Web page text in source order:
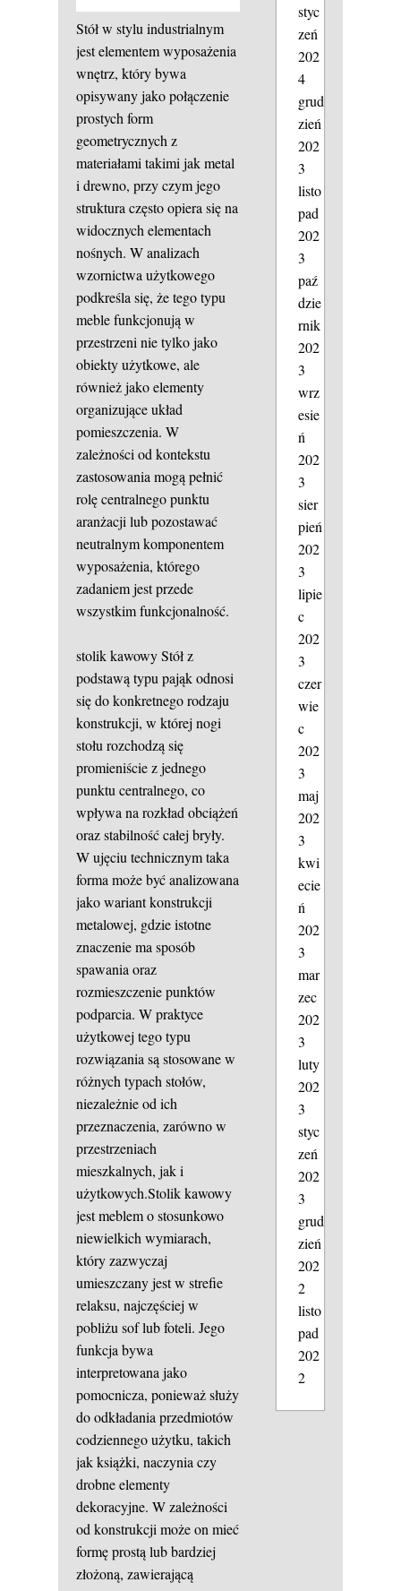
Stół w stylu industrialnym
jest elementem wyposażenia
wnętrz, który bywa
opisywany jako połączenie
prostych form
geometrycznych z
materiałami takimi jak metal
i drewno, przy czym jego
struktura często opiera się na
widocznych elementach
nośnych. W analizach
wzornictwa użytkowego
podkreśla się, że tego typu
meble funkcjonują w
przestrzeni nie tylko jako
obiekty użytkowe, ale
również jako elementy
organizujące układ
pomieszczenia. W
zależności od kontekstu
zastosowania mogą pełnić
rolę centralnego punktu
aranżacji lub pozostawać
neutralnym komponentem
wyposażenia, którego
zadaniem jest przede
wszystkim funkcjonalność.
stolik kawowyStół z
podstawą typu pająk odnosi
się do konkretnego rodzaju
konstrukcji, w której nogi
stołu rozchodzą się
promieniście z jednego
punktu centralnego, co
wpływa na rozkład obciążeń
oraz stabilność całej bryły.
W ujęciu technicznym taka
forma może być analizowana
jako wariant konstrukcji
metalowej, gdzie istotne
znaczenie ma sposób
spawania oraz
rozmieszczenie punktów
podparcia. W praktyce
użytkowej tego typu
rozwiązania są stosowane w
różnych typach stołów,
niezależnie od ich
przeznaczenia, zarówno w
przestrzeniach
mieszkalnych, jak i
użytkowych.Stolik kawowy
jest meblem o stosunkowo
niewielkich wymiarach,
który zazwyczaj
umieszczany jest w strefie
relaksu, najczęściej w
pobliżu sof lub foteli. Jego
funkcja bywa
interpretowana jako
pomocnicza, ponieważ służy
do odkładania przedmiotów
codziennego użytku, takich
jak książki, naczynia czy
drobne elementy
dekoracyjne. W zależności
od konstrukcji może on mieć
formę prostą lub bardziej
złożoną, zawierającą
styc
zeń
202
4
grud
zień
202
3
listo
pad
202
3
paź
dzie
rnik
202
3
wrz
esie
ń
202
3
sier
pień
202
3
lipie
c
202
3
czer
wie
c
202
3
maj
202
3
kwi
ecie
ń
202
3
mar
zec
202
3
luty
202
3
styc
zeń
202
3
grud
zień
202
2
listo
pad
202
2